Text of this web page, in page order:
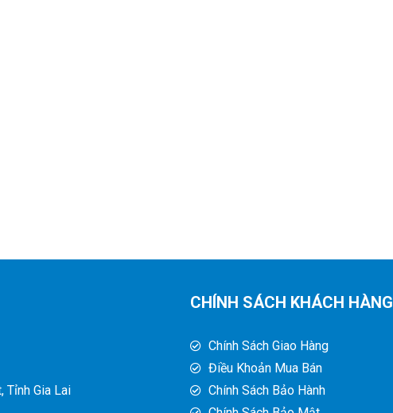
Tỉnh Gia Lai
CHÍNH SÁCH KHÁCH HÀNG
Chính Sách Giao Hàng
Điều Khoản Mua Bán
Chính Sách Bảo Hành